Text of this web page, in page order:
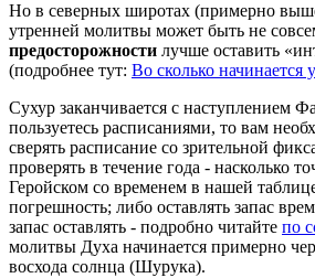
Но в северных широтах (примерно
утренней молитвы может быть не
предосторожности лучше оставить
(подробнее тут: Во сколько начинается
Сухур заканчивается с наступлением
пользуетесь расписаниями, то вам
сверять расписание со зрительной
проверять в течение года - насколько
Геройском со временем в нашей
погрешность; либо оставлять запас
запас оставлять - подробно читайте по
молитвы Духа начинается примерно
восхода солнца (Шурука).